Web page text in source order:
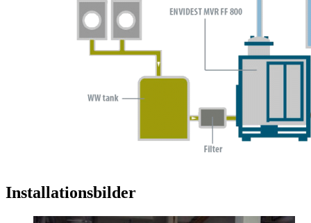
Installationsbilder